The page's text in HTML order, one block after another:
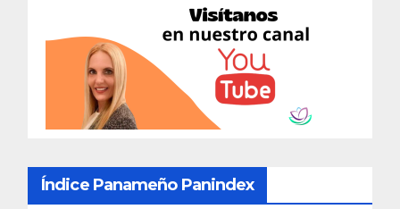
Índice Panameño Panindex